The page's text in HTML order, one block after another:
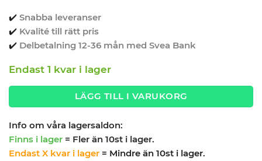
✔️ Snabba leveranser
✔️ Kvalité till rätt pris
✔️ Delbetalning 12-36 mån med Svea Bank
Endast 1 kvar i lager
LÄGG TILL I VARUKORG
Info om våra lagersaldon:
Finns i lager = Fler än 10st i lager.
Endast X kvar i lager = Mindre än 10st i lager.